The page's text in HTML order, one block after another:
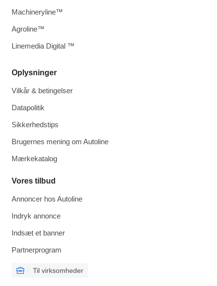
Oplysninger
Vilkår & betingelser
Datapolitik
Sikkerhedstips
Brugernes mening om Autoline
Mærkekatalog
Vores tilbud
Annoncer hos Autoline
Indryk annonce
Indsæt et banner
Partnerprogram
Til virksomheder
Machineryline™
Agroline™
Linemedia Digital ™